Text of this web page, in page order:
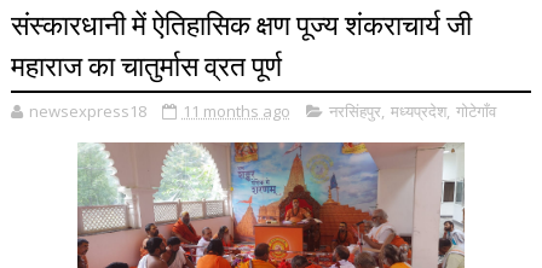
संस्कारधानी में ऐतिहासिक क्षण पूज्य शंकराचार्य जी
महाराज का चातुर्मास व्रत पूर्ण
newsexpress18 11 months ago नरसिंहपुर, मध्यप्रदेश, गोटेगाँव